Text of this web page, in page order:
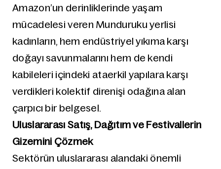
Amazon’un derinliklerinde yaşam
mücadelesi veren Munduruku yerlisi
kadınların, hem endüstriyel yıkıma karşı
doğayı savunmalarını hem de kendi
kabileleri içindeki ataerkil yapılara karşı
verdikleri kolektif direnişi odağına alan
çarpıcı bir belgesel.
Uluslararası Satış, Dağıtım ve Festivallerin
Gizemini Çözmek
Sektörün uluslararası alandaki önemli